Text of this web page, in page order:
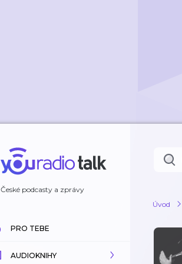
České podcasty a zprávy
PRO TEBE
AUDIOKNIHY
Úvod